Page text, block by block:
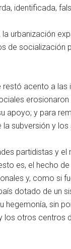
identificada,
urbanización
de
acento a
apoyo; y para
la subversión y
partidistas y
es, el hecho
y, como si
dotado de un
sin
los otros centros